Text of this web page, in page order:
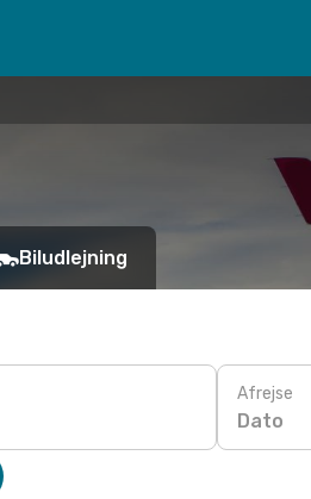
Biludlejning
Afrejse
Dato